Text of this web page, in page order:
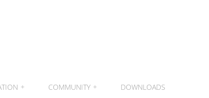
+ COMMUNITY + DOWNLOADS